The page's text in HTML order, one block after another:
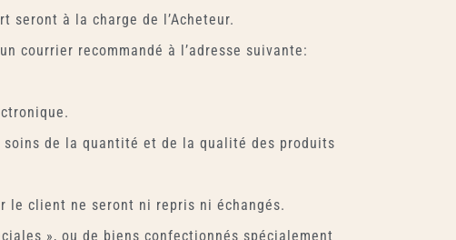
seront à la charge de l’Acheteur.
courrier recommandé à l’adresse suivante:
soins de la quantité et de la qualité des produits
le client ne seront ni repris ni échangés.
», ou de biens confectionnés spécialement